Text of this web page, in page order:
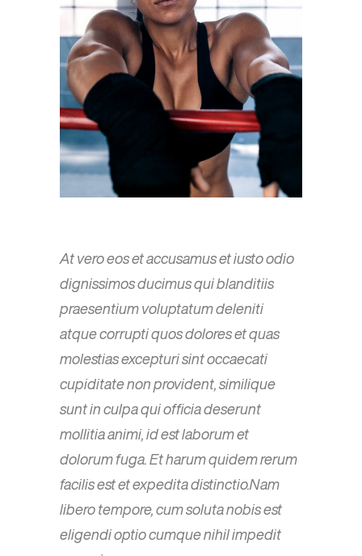
At vero eos et accusamus et iusto odio
dignissimos ducimus qui blanditiis
praesentium voluptatum deleniti
atque corrupti quos dolores et quas
molestias excepturi sint occaecati
cupiditate non provident, similique
sunt in culpa qui officia deserunt
mollitia animi, id est laborum et
dolorum fuga. Et harum quidem rerum
facilis est et expedita distinctio.Nam
libero tempore, cum soluta nobis est
eligendi optio cumque nihil impedit